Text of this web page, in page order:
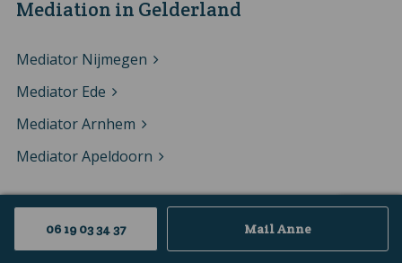
Mediation in Gelderland
Mediator Nijmegen
Mediator Ede
Mediator Arnhem
Mediator Apeldoorn
Mediation in Utrecht
06 19 03 34 37 Mail Anne